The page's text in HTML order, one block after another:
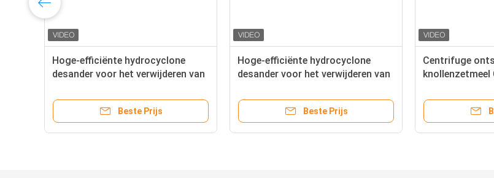
Hoge-efficiënte hydrocyclone
desander voor het verwijderen van
onzuiverheden
Beste Prijs
Hoge-efficiënte hydrocyclone
desander voor het verwijderen van
onzuiverheden
Beste Prijs
Centrifuge
aardappel
zetmeel